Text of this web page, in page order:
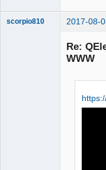
scorpio810 2017-08-
Re:
WWW